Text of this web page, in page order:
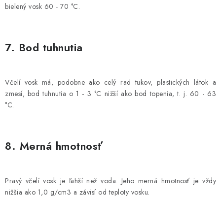
bielený vosk 60 - 70 °C.
7. Bod tuhnutia
Včelí vosk má, podobne ako celý rad tukov, plastických látok a
zmesí, bod tuhnutia o 1 - 3 °C nižší ako bod topenia, t. j. 60 - 63
°C.
8. Merná hmotnosť
Pravý včelí vosk je ľahší než voda. Jeho merná hmotnosť je vždy
nižšia ako 1,0 g/cm3 a závisí od teploty vosku.